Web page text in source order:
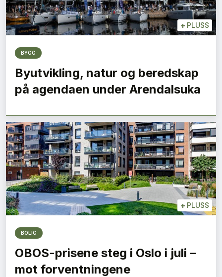
+ PLUSS
BYGG
Byutvikling, natur og beredskap
på agendaen under Arendalsuka
+ PLUSS
BOLIG
OBOS-prisene steg i Oslo i juli –
mot forventningene